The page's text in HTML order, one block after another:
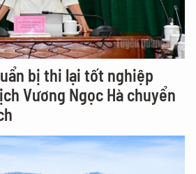
bị thi lại tốt nghiệp
Vương Ngọc Hà chuyển